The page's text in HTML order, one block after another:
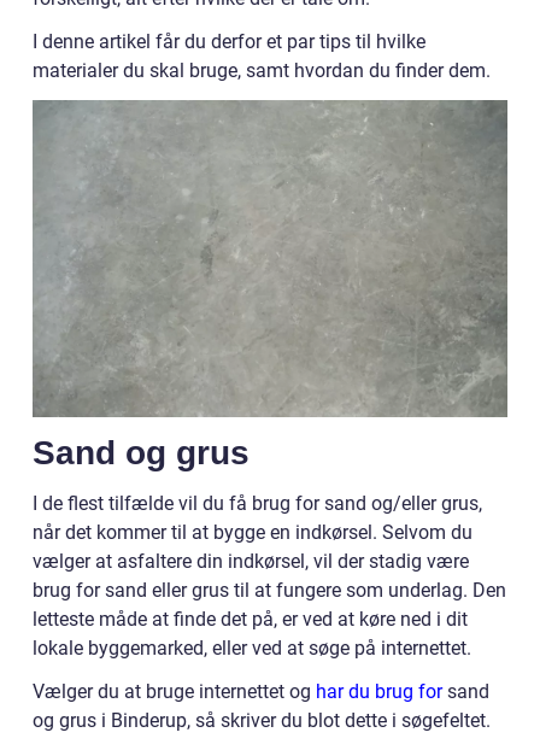
I denne artikel får du derfor et par tips til hvilke
materialer du skal bruge, samt hvordan du finder dem.
Sand og grus
I de flest tilfælde vil du få brug for sand og/eller grus,
når det kommer til at bygge en indkørsel. Selvom du
vælger at asfaltere din indkørsel, vil der stadig være
brug for sand eller grus til at fungere som underlag. Den
letteste måde at finde det på, er ved at køre ned i dit
lokale byggemarked, eller ved at søge på internettet.
Vælger du at bruge internettet og har du brug forsand
og grus i Binderup, så skriver du blot dette i søgefeltet.